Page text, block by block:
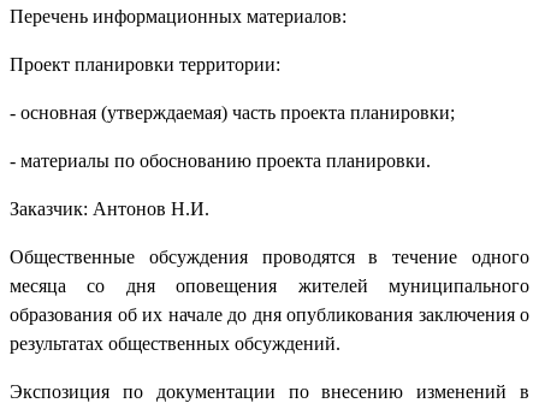
Перечень информационных материалов:
Проект планировки территории:
- основная (утверждаемая) часть проекта планировки;
- материалы по обоснованию проекта планировки.
Заказчик: Антонов Н.И.
Общественные обсуждения проводятся в течение одного
месяца со дня оповещения жителей муниципального
образования об их начале до дня опубликования заключения о
результатах общественных обсуждений.
Экспозиция по документации по внесению изменений в